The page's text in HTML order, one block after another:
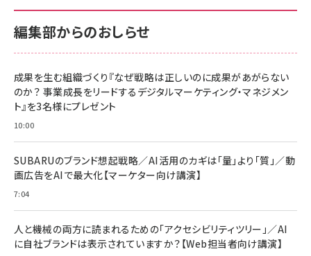
編集部からのおしらせ
成果を生む組織づくり『なぜ戦略は正しいのに成果があがらない
のか？ 事業成長をリードするデジタルマーケティング・マネジメン
ト』を3名様にプレゼント
10:00
SUBARUのブランド想起戦略／AI活用のカギは「量」より「質」／動
画広告をAIで最大化【マーケター向け講演】
7:04
人と機械の両方に読まれるための「アクセシビリティツリー」／AI
に自社ブランドは表示されていますか？【Web担当者向け講演】